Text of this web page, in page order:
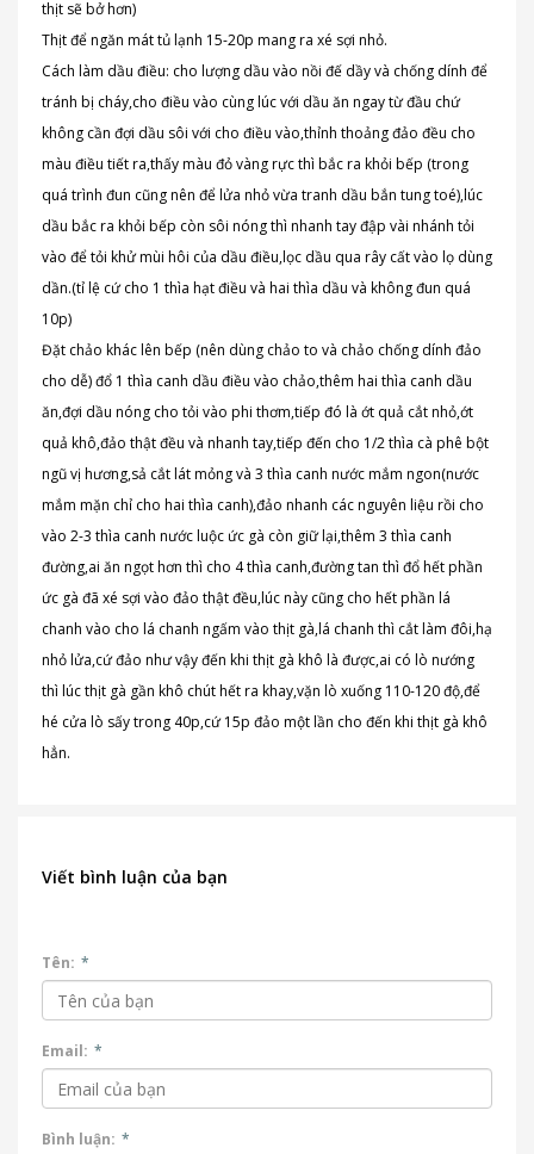
thịt sẽ bở hơn)
Thịt để ngăn mát tủ lạnh 15-20p mang ra xé sợi nhỏ.
Cách làm dầu điều: cho lượng dầu vào nồi đế dầy và chống dính để
tránh bị cháy,cho điều vào cùng lúc với dầu ăn ngay từ đầu chứ
không cần đợi dầu sôi với cho điều vào,thỉnh thoảng đảo đều cho
màu điều tiết ra,thấy màu đỏ vàng rực thì bắc ra khỏi bếp (trong
quá trình đun cũng nên để lửa nhỏ vừa tranh dầu bắn tung toé),lúc
dầu bắc ra khỏi bếp còn sôi nóng thì nhanh tay đập vài nhánh tỏi
vào để tỏi khử mùi hôi của dầu điều,lọc dầu qua rây cất vào lọ dùng
dần.(tỉ lệ cứ cho 1 thìa hạt điều và hai thìa dầu và không đun quá
10p)
Đặt chảo khác lên bếp (nên dùng chảo to và chảo chống dính đảo
cho dễ) đổ 1 thìa canh dầu điều vào chảo,thêm hai thìa canh dầu
ăn,đợi dầu nóng cho tỏi vào phi thơm,tiếp đó là ớt quả cắt nhỏ,ớt
quả khô,đảo thật đều và nhanh tay,tiếp đến cho 1/2 thìa cà phê bột
ngũ vị hương,sả cắt lát mỏng và 3 thìa canh nước mắm ngon(nước
mắm mặn chỉ cho hai thìa canh),đảo nhanh các nguyên liệu rồi cho
vào 2-3 thìa canh nước luộc ức gà còn giữ lại,thêm 3 thìa canh
đường,ai ăn ngọt hơn thì cho 4 thìa canh,đường tan thì đổ hết phần
ức gà đã xé sợi vào đảo thật đều,lúc này cũng cho hết phần lá
chanh vào cho lá chanh ngấm vào thịt gà,lá chanh thì cắt làm đôi,hạ
nhỏ lửa,cứ đảo như vậy đến khi thịt gà khô là được,ai có lò nướng
thì lúc thịt gà gần khô chút hết ra khay,vặn lò xuống 110-120 độ,để
hé cửa lò sấy trong 40p,cứ 15p đảo một lần cho đến khi thịt gà khô
hẳn.
Viết bình luận của bạn
Tên: *
Email: *
Bình luận: *